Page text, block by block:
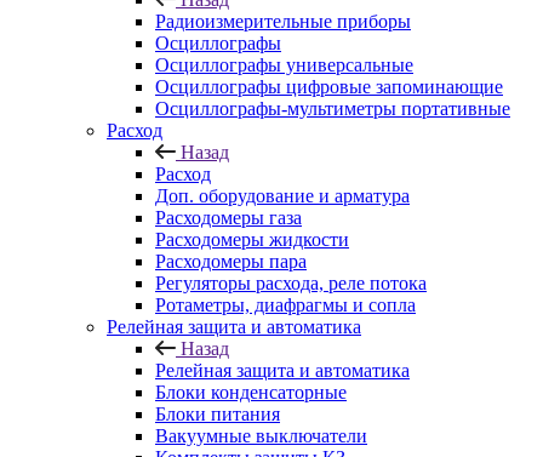
Радиоизмерительные приборы
Осциллографы
Осциллографы универсальные
Осциллографы цифровые запоминающие
Осциллографы-мультиметры портативные
Расход
Назад
Расход
Доп. оборудование и арматура
Расходомеры газа
Расходомеры жидкости
Расходомеры пара
Регуляторы расхода, реле потока
Ротаметры, диафрагмы и сопла
Релейная защита и автоматика
Назад
Релейная защита и автоматика
Блоки конденсаторные
Блоки питания
Вакуумные выключатели